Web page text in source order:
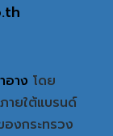
อาง โดย
ายใต้แบรนด์
งกระทรวง